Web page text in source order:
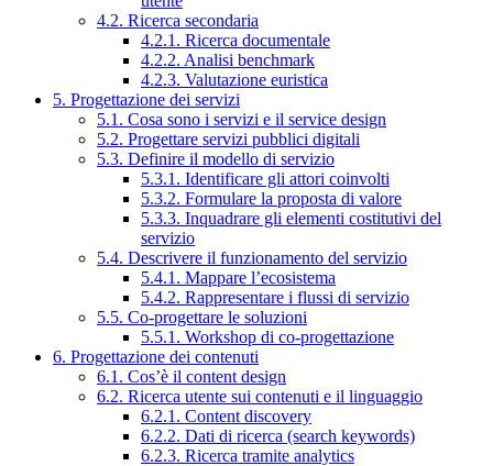
4.2. Ricerca secondaria
4.2.1. Ricerca documentale
4.2.2. Analisi benchmark
4.2.3. Valutazione euristica
5. Progettazione dei servizi
5.1. Cosa sono i servizi e il service design
5.2. Progettare servizi pubblici digitali
5.3. Definire il modello di servizio
5.3.1. Identificare gli attori coinvolti
5.3.2. Formulare la proposta di valore
5.3.3. Inquadrare gli elementi costitutivi del
servizio
5.4. Descrivere il funzionamento del servizio
5.4.1. Mappare l’ecosistema
5.4.2. Rappresentare i flussi di servizio
5.5. Co-progettare le soluzioni
5.5.1. Workshop di co-progettazione
6. Progettazione dei contenuti
6.1. Cos’è il content design
6.2. Ricerca utente sui contenuti e il linguaggio
6.2.1. Content discovery
6.2.2. Dati di ricerca (search keywords)
6.2.3. Ricerca tramite analytics